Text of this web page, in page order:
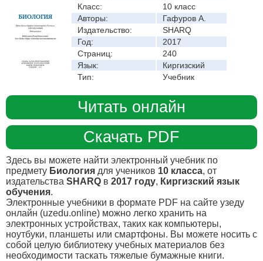
Класс:
10 класс
Авторы:
Гафуров A.
Издательство:
SHARQ
Год:
2017
Страниц:
240
Язык:
Киргизский
Тип:
Учебник
Читать онлайн
Скачать PDF
Здесь вы можете найти электронный учебник по
предмету Биология для учеников 10 класса, от
издательства SHARQ в 2017 году, Киргизский язык
обучения.
Электронные учебники в формате PDF на сайте узеду
онлайн (uzedu.online) можно легко хранить на
электронных устройствах, таких как компьютеры,
ноутбуки, планшеты или смартфоны. Вы можете носить с
собой целую библиотеку учебных материалов без
необходимости таскать тяжелые бумажные книги.